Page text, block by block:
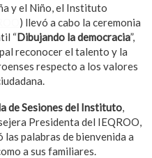
y el Niño, el Instituto
) llevó a cabo la ceremonia
“Dibujando la democracia”,
reconocer el talento y la
respecto a los valores
de Sesiones del Instituto,
Presidenta del IEQROO,
las palabras de bienvenida a
a sus familiares.